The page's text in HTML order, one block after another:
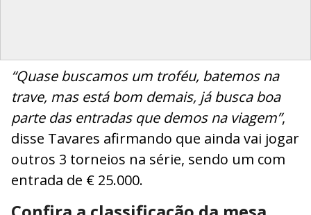
“Quase buscamos um troféu, batemos na
trave, mas está bom demais, já busca boa
parte das entradas que demos na viagem”,
disse Tavares afirmando que ainda vai jogar
outros 3 torneios na série, sendo um com
entrada de € 25.000.